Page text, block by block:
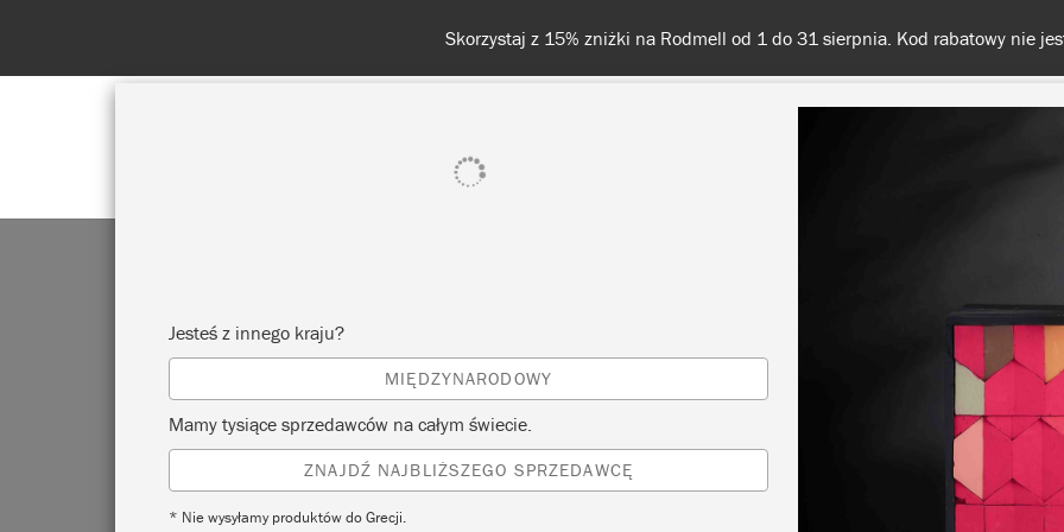
Darmowa dostawa przy zamówieniach od 350 zł
Inspiracje
HAND-PAINTED
CABINET
Jesteś z innego kraju?
MIĘDZYNARODOWY
Mamy tysiące sprzedawców na całym świecie.
ZNAJDŹ NAJBLIŻSZEGO SPRZEDAWCĘ
* Nie wysyłamy produktów do Grecji.